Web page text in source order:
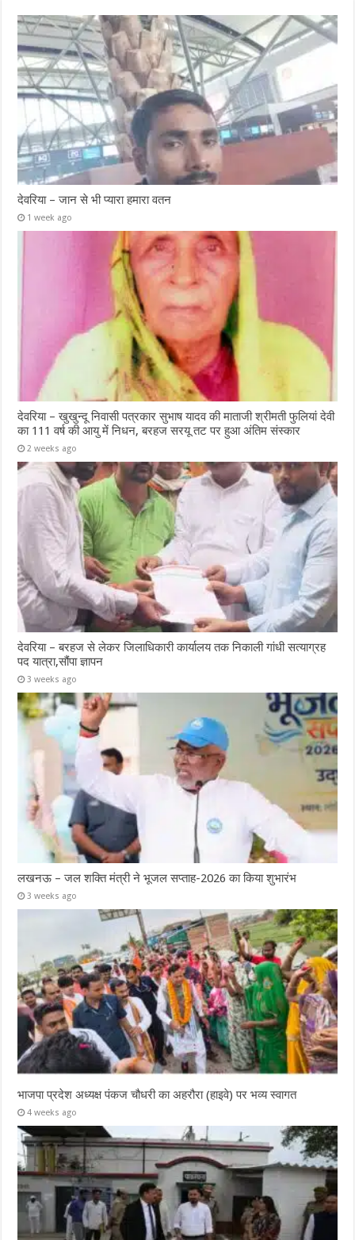
देवरिया – जान से भी प्यारा हमारा वतन
1 week ago
देवरिया – खुखुन्दू निवासी पत्रकार सुभाष यादव की माताजी श्रीमती फुलियां देवी
का 111 वर्ष की आयु में निधन, बरहज सरयू तट पर हुआ अंतिम संस्कार
2 weeks ago
देवरिया – बरहज से लेकर जिलाधिकारी कार्यालय तक निकाली गांधी सत्याग्रह
पद यात्रा,सौंपा ज्ञापन
3 weeks ago
लखनऊ – जल शक्ति मंत्री ने भूजल सप्ताह-2026 का किया शुभारंभ
3 weeks ago
भाजपा प्रदेश अध्यक्ष पंकज चौधरी का अहरौरा (हाइवे) पर भव्य स्वागत
4 weeks ago